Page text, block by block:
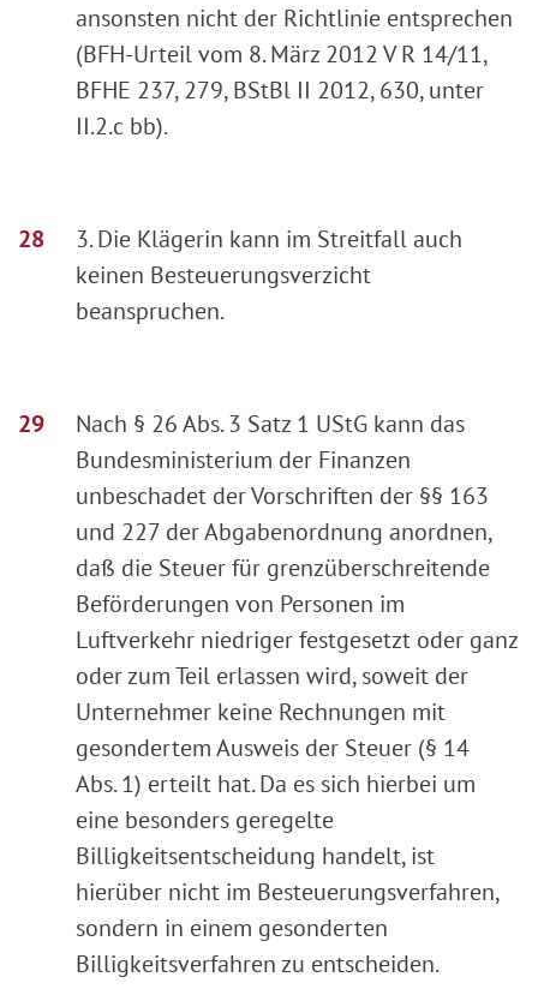
ansonsten nicht der Richtlinie entsprechen
(BFH-Urteil vom 8. März 2012 V R 14/11,
BFHE 237, 279, BStBl II 2012, 630, unter
II.2.c bb).
3. Die Klägerin kann im Streitfall auch
keinen Besteuerungsverzicht
beanspruchen.
Nach § 26 Abs. 3 Satz 1 UStG kann das
Bundesministerium der Finanzen
unbeschadet der Vorschriften der §§ 163
und 227 der Abgabenordnung anordnen,
daß die Steuer für grenzüberschreitende
Beförderungen von Personen im
Luftverkehr niedriger festgesetzt oder ganz
oder zum Teil erlassen wird, soweit der
Unternehmer keine Rechnungen mit
gesondertem Ausweis der Steuer (§ 14
Abs. 1) erteilt hat. Da es sich hierbei um
eine besonders geregelte
Billigkeitsentscheidung handelt, ist
hierüber nicht im Besteuerungsverfahren,
sondern in einem gesonderten
Billigkeitsverfahren zu entscheiden.